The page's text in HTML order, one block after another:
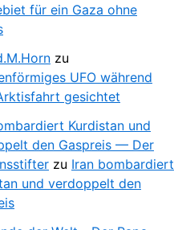
für ein Gaza ohne
zu
UFO während
gesichtet
Kurdistan und
den Gaspreis — Der
zu Iran bombardiert
und verdoppelt den